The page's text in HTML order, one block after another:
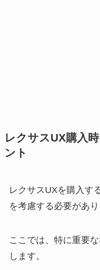
レクサスUX購入
ント
レクサスUXを購入す
を考慮する必要があり
ここでは、特に重要
します。